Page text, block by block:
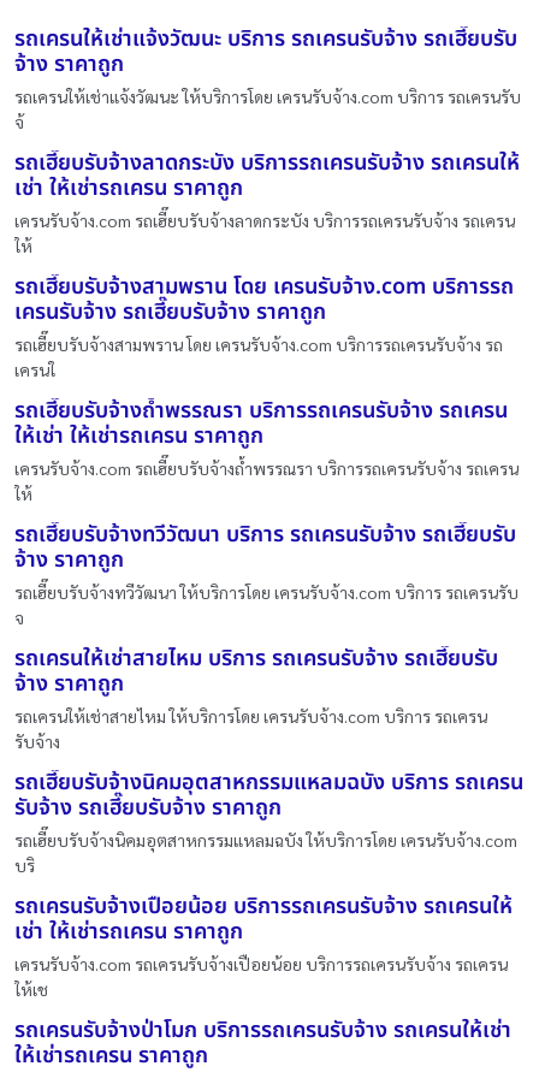
รถเครนให้เช่าแจ้งวัฒนะ บริการ รถเครนรับจ้าง รถเฮี๊ยบรับ
จ้าง ราคาถูก
รถเครนให้เช่าแจ้งวัฒนะ ให้บริการโดย เครนรับจ้าง.com บริการ รถเครนรับ
จ้
รถเฮี๊ยบรับจ้างลาดกระบัง บริการรถเครนรับจ้าง รถเครนให้
เช่า ให้เช่ารถเครน ราคาถูก
เครนรับจ้าง.com รถเฮี๊ยบรับจ้างลาดกระบัง บริการรถเครนรับจ้าง รถเครน
ให้
รถเฮี๊ยบรับจ้างสามพราน โดย เครนรับจ้าง.com บริการรถ
เครนรับจ้าง รถเฮี๊ยบรับจ้าง ราคาถูก
รถเฮี๊ยบรับจ้างสามพราน โดย เครนรับจ้าง.com บริการรถเครนรับจ้าง รถ
เครนใ
รถเฮี๊ยบรับจ้างถ้ำพรรณรา บริการรถเครนรับจ้าง รถเครน
ให้เช่า ให้เช่ารถเครน ราคาถูก
เครนรับจ้าง.com รถเฮี๊ยบรับจ้างถ้ำพรรณรา บริการรถเครนรับจ้าง รถเครน
ให้
รถเฮี๊ยบรับจ้างทวีวัฒนา บริการ รถเครนรับจ้าง รถเฮี๊ยบรับ
จ้าง ราคาถูก
รถเฮี๊ยบรับจ้างทวีวัฒนา ให้บริการโดย เครนรับจ้าง.com บริการ รถเครนรับ
จ
รถเครนให้เช่าสายไหม บริการ รถเครนรับจ้าง รถเฮี๊ยบรับ
จ้าง ราคาถูก
รถเครนให้เช่าสายไหม ให้บริการโดย เครนรับจ้าง.com บริการ รถเครน
รับจ้าง
รถเฮี๊ยบรับจ้างนิคมอุตสาหกรรมแหลมฉบัง บริการ รถเครน
รับจ้าง รถเฮี๊ยบรับจ้าง ราคาถูก
รถเฮี๊ยบรับจ้างนิคมอุตสาหกรรมแหลมฉบัง ให้บริการโดย เครนรับจ้าง.com
บริ
รถเครนรับจ้างเปือยน้อย บริการรถเครนรับจ้าง รถเครนให้
เช่า ให้เช่ารถเครน ราคาถูก
เครนรับจ้าง.com รถเครนรับจ้างเปือยน้อย บริการรถเครนรับจ้าง รถเครน
ให้เช
รถเครนรับจ้างป่าโมก บริการรถเครนรับจ้าง รถเครนให้เช่า
ให้เช่ารถเครน ราคาถูก